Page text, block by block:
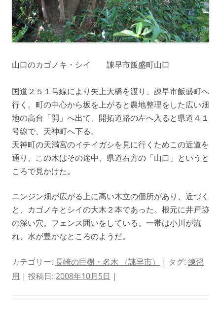
山口のカゴノキ・シイ 諌早市飯盛町山口
国道２５１号線により矢上大橋を渡り、諌早市飯盛町へ
行く。町の中心から坂を上がると農地整理をした広い畑
地の高台「開」へ出て、開拓道路の左へ入ると県道４１
号線で、天神町へ下る。
天神町の天満宮のイチイガシを見に行くためこの近道を
通り、この木はその途中、県道右方の「山口」というと
ころで見かけた。
ニンジン畑が広がる上に高い木立の個所があり、近づく
と、カゴノキとシイの大木２本であった。根元に井戸跡
の深い穴。フェンス囲いをしている。一帯は小川が流
れ、水が豊かなところのようだ。
カテゴリー: 長崎の巨樹・名木 （諌早市） | タグ: 練習
用 | 投稿日: 2008年10月5日 |